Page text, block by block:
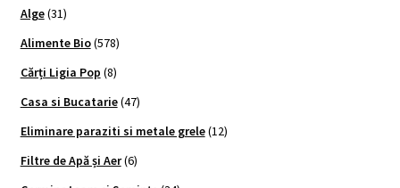
Alge(31)
Alimente Bio(578)
Cărți Ligia Pop (8)
Casa si Bucatarie(47)
Eliminare paraziti si metale grele(12)
Filtre de Apă și Aer(6)